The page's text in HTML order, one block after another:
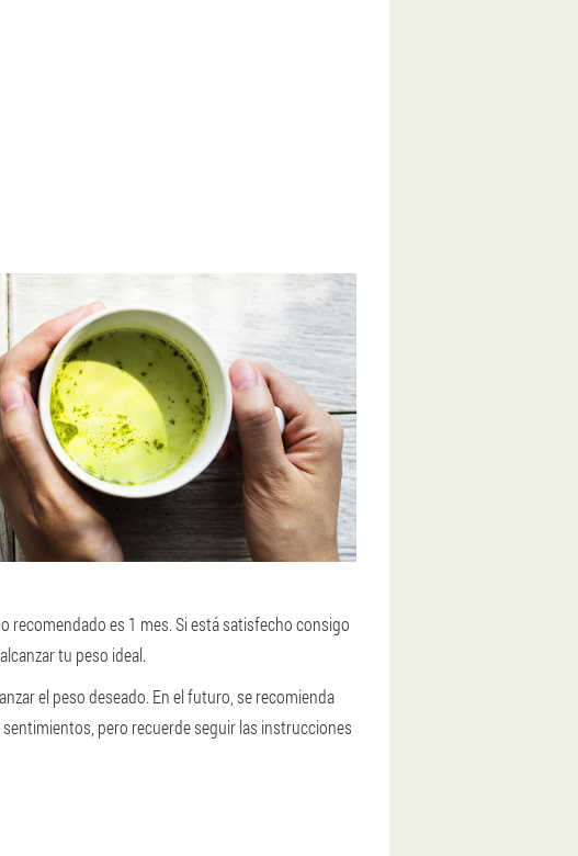
recomendado es 1 mes. Si está satisfecho consigo
tu peso ideal.
el peso deseado. En el futuro, se recomienda
pero recuerde seguir las instrucciones